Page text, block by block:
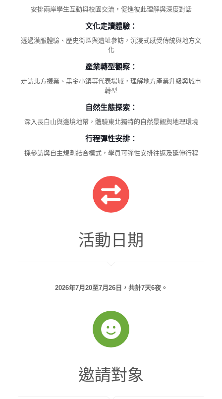
安排兩岸學生互動與校園交流，促進彼此理解與深度對話
文化走讀體驗：
透過漢服體驗、歷史街區與遺址參訪，沉浸式感受傳統與地方文
化
產業轉型觀察：
走訪北方襪業、黑金小鎮等代表場域，理解地方產業升級與城市
轉型
自然生態探索：
深入長白山與邊境地帶，體驗東北獨特的自然景觀與地理環境
行程彈性安排：
採參訪與自主規劃結合模式，學員可彈性安排往返及延伸行程
活動日期
2026年7月20至7月26日，共計7天6夜。
邀請對象